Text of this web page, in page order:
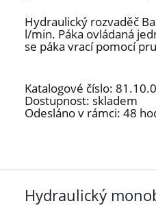
Hydraulický rozvaděč
l/min. Páka ovládaná
se páka vrací pomocí
Katalogové číslo:
Dostupnost: skladem
Odesláno v rámci: 48
Hydraulický